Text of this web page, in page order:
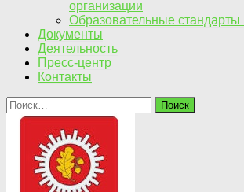
организации
Образовательные стандарты
Документы
Деятельность
Пресс-центр
Контакты
Найти: